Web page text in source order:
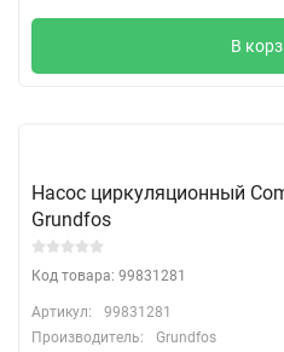
В
Насос циркуляционный
Grundfos
Код товара: 99831281
Артикул:
99831281
Производитель:
Grundfos